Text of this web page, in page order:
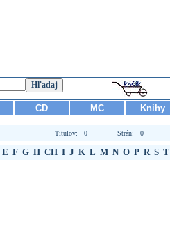
CD MC Knihy
Titulov: 0 Strán: 0
E F G H CH I J K L M N O P R S T